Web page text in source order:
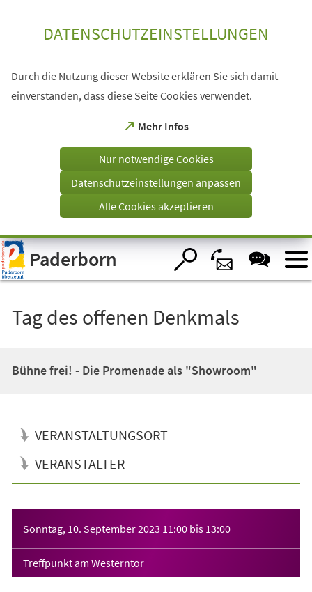
Visuelle
Assistenzsoftware
öffnen.
DATENSCHUTZEINSTELLUNGEN
Durch die Nutzung dieser Website erklären Sie sich damit
einverstanden, dass diese Seite Cookies verwendet.
Mehr Infos
(Öffnet
einem
Tab)
Nur notwendige Cookies
Datenschutzeinstellungen anpassen
Alle Cookies akzeptieren
Paderborn
Tag des offenen Denkmals
Bühne frei! - Die Promenade als "Showroom"
VERANSTALTUNGSORT
VERANSTALTER
Sonntag, 10. September 2023 11:00 bis 13:00
Treffpunkt am Westerntor